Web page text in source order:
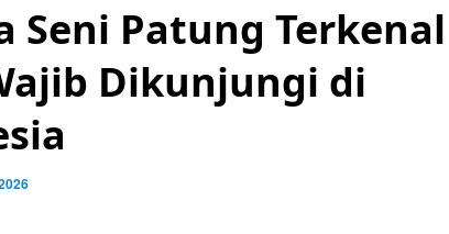
Seni Patung Terkenal
Dikunjungi di